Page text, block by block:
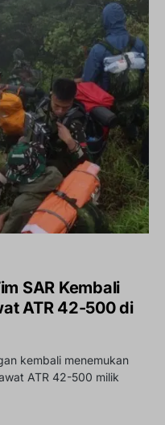
SAR Kembali
ATR 42-500 di
kembali menemukan
ATR 42-500 milik